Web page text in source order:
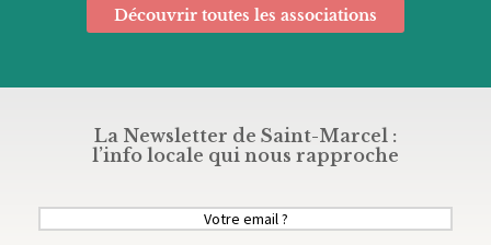
Découvrir toutes les associations
La Newsletter de Saint-Marcel :
l’info locale qui nous rapproche
Votre
email(Nécessaire)